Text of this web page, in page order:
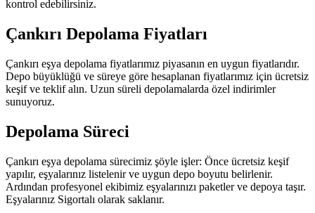
kontrol edebilirsiniz.
Çankırı Depolama Fiyatları
Çankırı eşya depolama fiyatlarımız piyasanın en uygun fiyatlarıdır.
Depo büyüklüğü ve süreye göre hesaplanan fiyatlarımız için ücretsiz
keşif ve teklif alın. Uzun süreli depolamalarda özel indirimler
sunuyoruz.
Depolama Süreci
Çankırı eşya depolama sürecimiz şöyle işler: Önce ücretsiz keşif
yapılır, eşyalarınız listelenir ve uygun depo boyutu belirlenir.
Ardından profesyonel ekibimiz eşyalarınızı paketler ve depoya taşır.
Eşyalarınız Sigortalı olarak saklanır.